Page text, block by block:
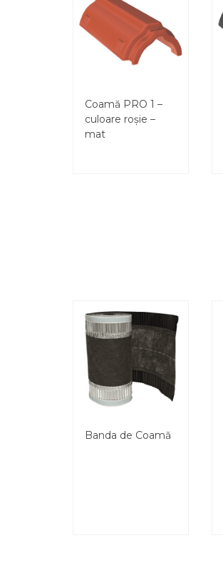
Coamă PRO 1 –
culoare roșie –
mat
Banda de Coamă